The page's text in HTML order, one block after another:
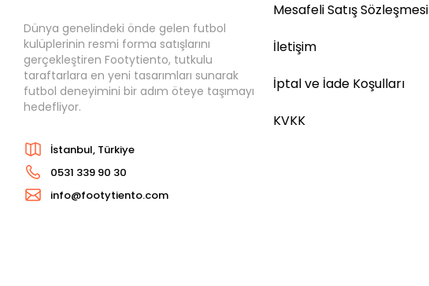
Dünya genelindeki önde gelen futbol
kulüplerinin resmi forma satışlarını
gerçekleştiren Footytiento, tutkulu
taraftarlara en yeni tasarımları sunarak
futbol deneyimini bir adım öteye taşımayı
hedefliyor.
İstanbul, Türkiye
0531 339 90 30
info@footytiento.com
Mesafeli Satış Sözleşmesi
İletişim
İptal ve İade Koşulları
KVKK